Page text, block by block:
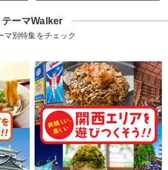
テーマWalker
マ別特集をチェック